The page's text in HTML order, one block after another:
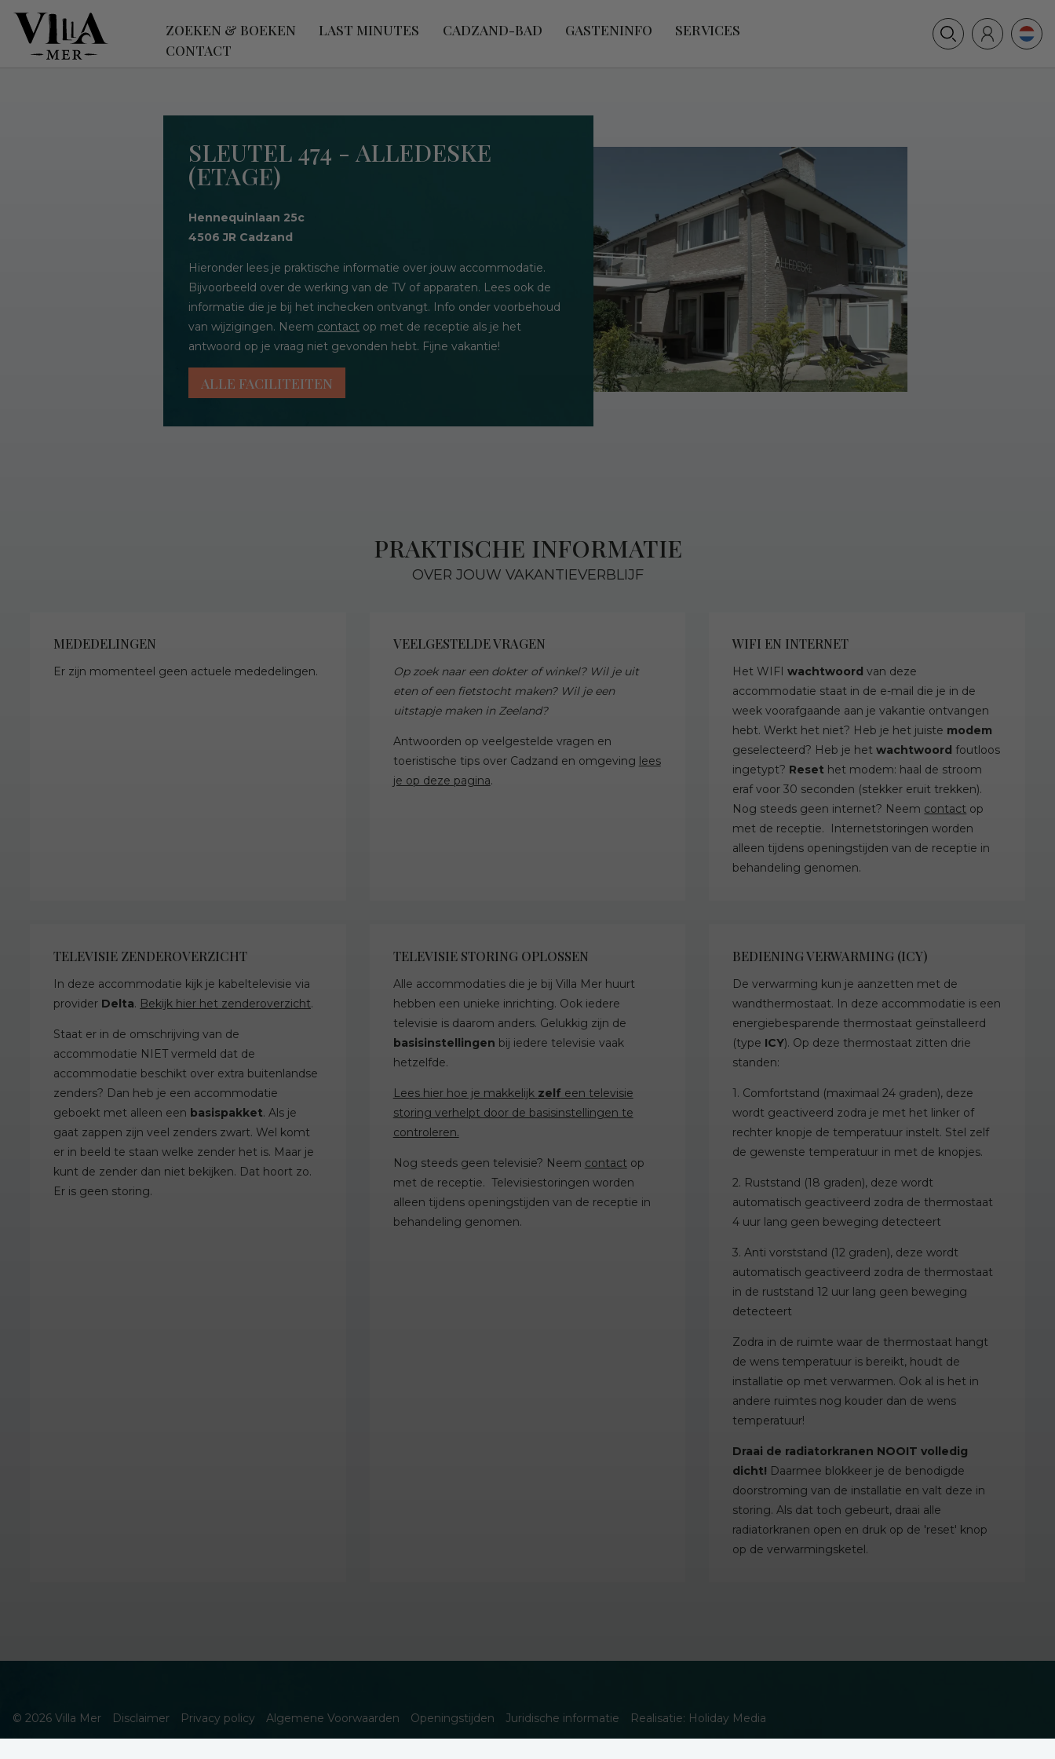
ZOEKEN & BOEKEN LAST MINUTES CADZAND-BAD GASTENINFO
SERVICES
CONTACT
SLEUTEL 474 - ALLEDESKE
(ETAGE)
Hennequinlaan 25c
4506 JR Cadzand
Hieronder lees je praktische informatie over jouw accommodatie.
Bijvoorbeeld over de werking van de TV of apparaten. Lees ook de
informatie die je bij het inchecken ontvangt. Info onder voorbehoud
van wijzigingen. Neem contact op met de receptie als je het
antwoord op je vraag niet gevonden hebt. Fijne vakantie!
ALLE FACILITEITEN
PRAKTISCHE INFORMATIE
OVER JOUW VAKANTIEVERBLIJF
MEDEDELINGEN
Er zijn momenteel geen actuele mededelingen.
VEELGESTELDE VRAGEN
Op zoek naar een dokter of winkel? Wil je uit
eten of een fietstocht maken? Wil je een
uitstapje maken in Zeeland?
Antwoorden op veelgestelde vragen en
toeristische tips over Cadzand en omgeving lees
je op deze pagina.
WIFI EN INTERNET
Het WIFIwachtwoord van deze
accommodatie staat in de e-mail die je in de
week voorafgaande aan je vakantie ontvangen
hebt. Werkt het niet? Heb je het juiste modem
geselecteerd? Heb je hetwachtwoordfoutloos
ingetypt? Reset het modem: haal de stroom
eraf voor 30 seconden (stekker eruit trekken).
Nog steeds geen internet? Neem contact op
met de receptie. Internetstoringen worden
alleen tijdens openingstijden van de receptie in
behandeling genomen.
TELEVISIE ZENDEROVERZICHT
In deze accommodatie kijk je kabeltelevisie via
provider Delta. Bekijk hier het zenderoverzicht.
Staat er in de omschrijving van de
accommodatie NIET vermeld dat de
accommodatie beschikt over extra buitenlandse
zenders? Dan heb je een accommodatie
geboekt met alleen een basispakket. Als je
gaat zappen zijn veel zenders zwart. Wel komt
er in beeld te staan welke zender het is. Maar je
kunt de zender dan niet bekijken. Dat hoort zo.
Er is geen storing.
TELEVISIE STORING OPLOSSEN
Alle accommodaties die je bij Villa Mer huurt
hebben een unieke inrichting. Ook iedere
televisie is daarom anders. Gelukkig zijn de
basisinstellingen bij iedere televisie vaak
hetzelfde.
Lees hier hoe je makkelijk zelf een televisie
storing verhelpt door de basisinstellingen te
controleren.
Nog steeds geen televisie? Neem contactop
met de receptie. Televisiestoringen worden
alleen tijdens openingstijden van de receptie in
behandeling genomen.
BEDIENING VERWARMING (ICY)
De verwarming kun je aanzetten met de
wandthermostaat. In deze accommodatie is een
energiebesparende thermostaat geïnstalleerd
(type ICY). Op deze thermostaat zitten drie
standen:
1. Comfortstand (maximaal 24 graden), deze
wordt geactiveerd zodra je met het linker of
rechter knopje de temperatuur instelt. Stel zelf
de gewenste temperatuur in met de knopjes.
2. Ruststand (18 graden), deze wordt
automatisch geactiveerd zodra de thermostaat
4 uur lang geen beweging detecteert
3. Anti vorststand (12 graden), deze wordt
automatisch geactiveerd zodra de thermostaat
in de ruststand 12 uur lang geen beweging
detecteert
Zodra in de ruimte waar de thermostaat hangt
de wens temperatuur is bereikt, houdt de
installatie op met verwarmen. Ook al is het in
andere ruimtes nog kouder dan de wens
temperatuur!
Draai de radiatorkranen NOOIT volledig
dicht! Daarmee blokkeer je de benodigde
doorstroming van de installatie en valt deze in
storing. Als dat toch gebeurt, draai alle
radiatorkranen open en druk op de 'reset' knop
op de verwarmingsketel.
© 2026 Villa Mer Disclaimer Privacy policy Algemene Voorwaarden Openingstijden Juridische informatie Realisatie: Holiday Media